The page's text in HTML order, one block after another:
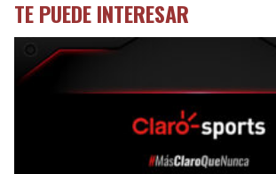
TE PUEDE INTERESAR